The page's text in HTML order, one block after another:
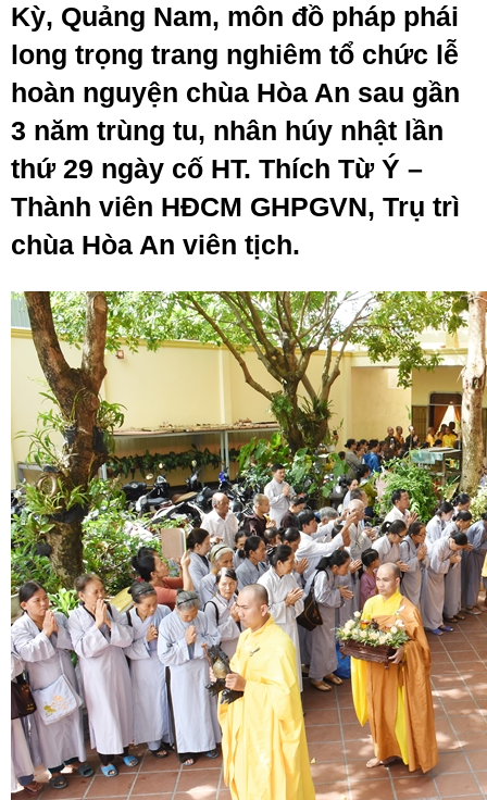
Kỳ, Quảng Nam, môn đồ pháp phái
long trọng trang nghiêm tổ chức lễ
hoàn nguyện chùa Hòa An sau gần
3 năm trùng tu, nhân húy nhật lần
thứ 29 ngày cố HT. Thích Từ Ý –
Thành viên HĐCM GHPGVN, Trụ trì
chùa Hòa An viên tịch.